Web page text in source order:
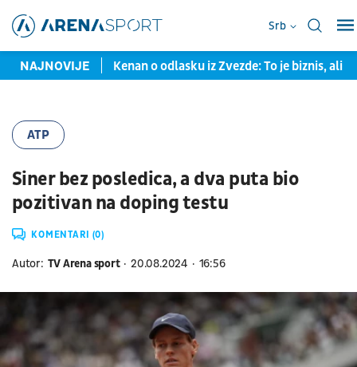
Srb
NAJNOVIJE
dve godine Kenan o odlasku iz Zvezde: To je biznis, ali
ATP
Siner bez posledica, a dva puta bio
pozitivan na doping testu
KOMENTARI (0)
Autor: TV Arena sport 20.08.2024 16:56